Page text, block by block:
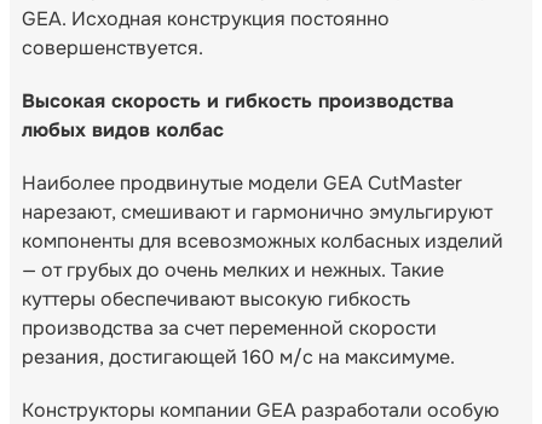
GEA. Исходная конструкция постоянно
совершенствуется.
Высокая скорость и гибкость производства
любых видов колбас
Наиболее продвинутые модели GEA CutMaster
нарезают, смешивают и гармонично эмульгируют
компоненты для всевозможных колбасных изделий
— от грубых до очень мелких и нежных. Такие
куттеры обеспечивают высокую гибкость
производства за счет переменной скорости
резания, достигающей 160 м/c на максимуме.
Конструкторы компании GEA разработали особую